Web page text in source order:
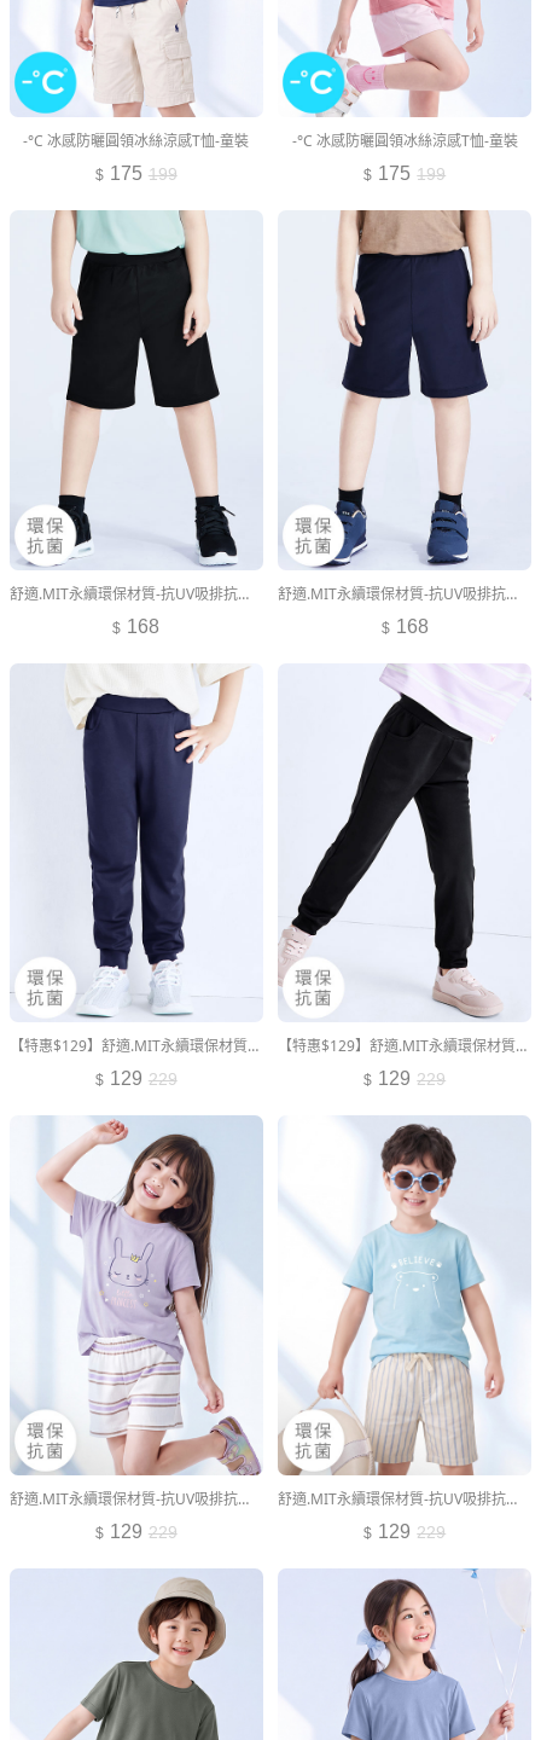
-°C 冰感防曬圓領冰絲涼感T恤-童裝
175 199
-°C 冰感防曬圓領冰絲涼感T恤-童裝
175 199
舒適.MIT永續環保材質-抗UV吸排抗菌短褲-童裝
168
舒適.MIT永續環保材質-抗UV吸排抗菌短褲-童裝
168
【特惠$129】舒適.MIT永續環保材質-抗UV吸排抗菌束口長褲-童裝
129 229
【特惠$129】舒適.MIT永續環保材質-抗UV吸排抗菌束口長褲-童裝
129 229
舒適.MIT永續環保材質-抗UV吸排抗菌動物印花短袖上衣-童裝
129 229
舒適.MIT永續環保材質-抗UV吸排抗菌動物印花短袖上衣-童裝
129 229